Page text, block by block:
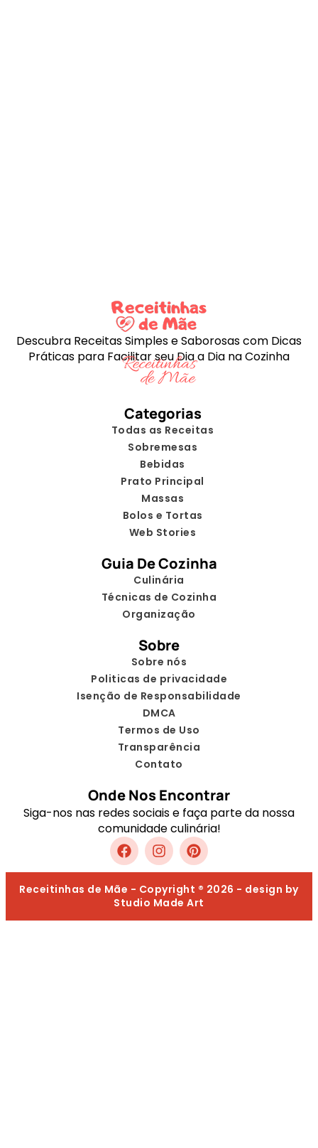
Descubra Receitas Simples e Saborosas com Dicas
Práticas para Facilitar seu Dia a Dia na Cozinha
Categorias
Todas as Receitas
Sobremesas
Bebidas
Prato Principal
Massas
Bolos e Tortas
Web Stories
Guia De Cozinha
Culinária
Técnicas de Cozinha
Organização
Sobre
Sobre nós
Politicas de privacidade
Isenção de Responsabilidade
DMCA
Termos de Uso
Transparência
Contato
Onde Nos Encontrar
Siga-nos nas redes sociais e faça parte da nossa
comunidade culinária!
Receitinhas de Mãe - Copyright ® 2026 - design by
Studio Made Art